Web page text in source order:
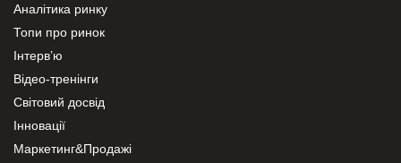
Аналітика ринку
Топи про ринок
Інтерв’ю
Відео-тренінги
Світовий досвід
Інновації
Маркетинг&Продажі